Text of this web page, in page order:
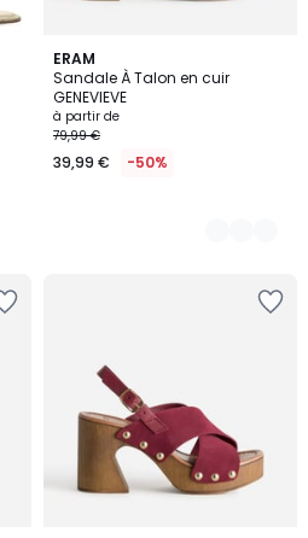
ERAM
Sandale À Talon en cuir
GENEVIEVE
à partir de
79,99 €
39,99 € -50%
2
Couleurs